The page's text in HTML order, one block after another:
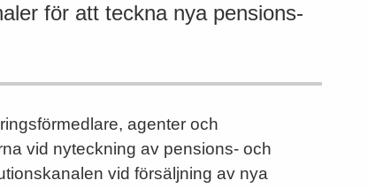
för att teckna nya pensions-
agenter och
vid nyteckning av pensions- och
vid försäljning av nya